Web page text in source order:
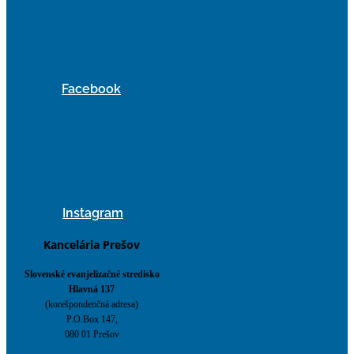
Facebook
Instagram
Kancelária Prešov
Slovenské evanjelizačné stredisko
Hlavná 137
(korešpondenčná adresa)
P.O.Box 147,
080 01 Prešov